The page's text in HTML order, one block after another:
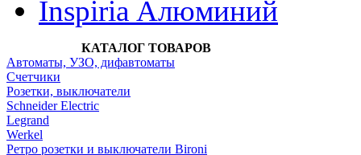
Inspiria Алюминий
КАТАЛОГ ТОВАРОВ
Автоматы, УЗО, дифавтоматы
Счетчики
Розетки, выключатели
Schneider Electric
Legrand
Werkel
Ретро розетки и выключатели Bironi